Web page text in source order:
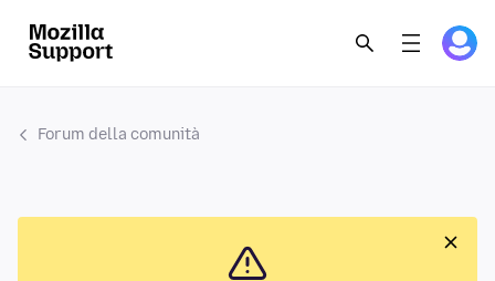
Forum della comunità